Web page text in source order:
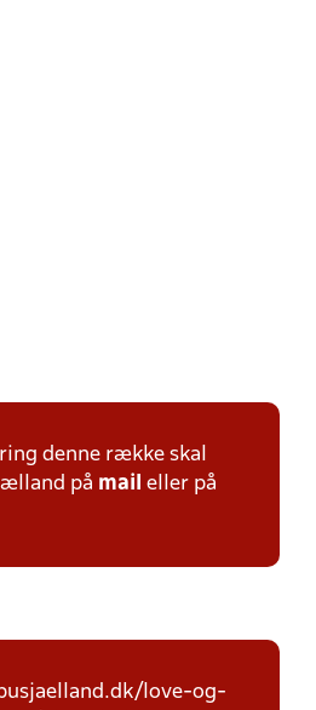
denne række skal
på mail eller på
love-og-